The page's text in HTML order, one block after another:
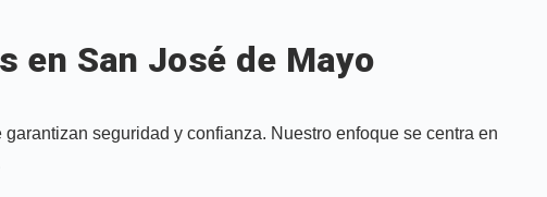
en San José de Mayo
seguridad y confianza. Nuestro enfoque se centra en